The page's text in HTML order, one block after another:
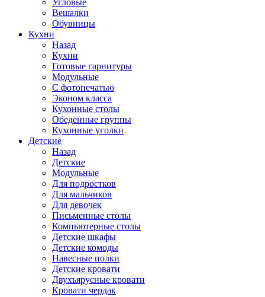
Угловые
Вешалки
Обувницы
Кухни
Назад
Кухни
Готовые гарнитуры
Модульные
С фотопечатью
Эконом класса
Кухонные столы
Обеденные группы
Кухонные уголки
Детские
Назад
Детские
Модульные
Для подростков
Для мальчиков
Для девочек
Письменные столы
Компьютерные столы
Детские шкафы
Детские комоды
Навесные полки
Детские кровати
Двухъярусные кровати
Кровати чердак